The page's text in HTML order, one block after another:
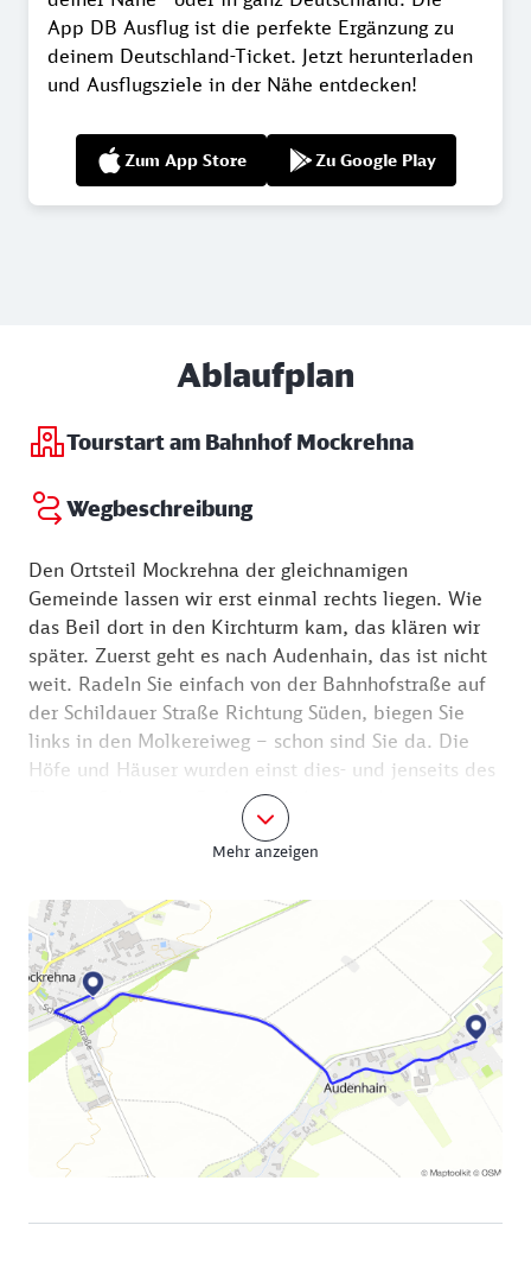
App DB Ausflug ist die perfekte Ergänzung zu
deinem Deutschland-Ticket. Jetzt herunterladen
und Ausflugsziele in der Nähe entdecken!
Zum App Store Zu Google Play
Ablaufplan
Tourstart am Bahnhof Mockrehna
Wegbeschreibung
Den Ortsteil Mockrehna der gleichnamigen
Gemeinde lassen wir erst einmal rechts liegen. Wie
das Beil dort in den Kirchturm kam, das klären wir
später. Zuerst geht es nach Audenhain, das ist nicht
weit. Radeln Sie einfach von der Bahnhofstraße auf
der Schildauer Straße Richtung Süden, biegen Sie
links in den Molkereiweg – schon sind Sie da. Die
Höfe und Häuser wurden einst dies- und jenseits des
Flusses Schwarzer Graben errichtet, und so
schlängelt sich der Ort über gute 7 Kilometer hin.
Sage und schreibe 88 Brücken gibt es im Dorf, daher
August feiern die Audenhainer ihr Heimat- und
Brückenfest. Vorbei am Festplatz gelangen Sie zur
Straße Am Schwarzen Graben. Die Nummer 130 hat
das Pfarramt. Es ist das älteste Gebäude im Ort, hier
soll schon Martin Luther übernachtet haben. Folgen
Sie nun der Straße bis Am Kirchhof. In der Nummer
1, der einstigen Schule, zeigt heute das
Heimatmuseum Audenhain seine Schätze.
Mehr anzeigen